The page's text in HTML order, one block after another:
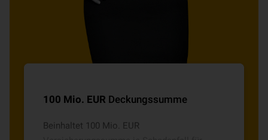
100 Mio. EUR Deckungssumme
Beinhaltet 100 Mio. EUR